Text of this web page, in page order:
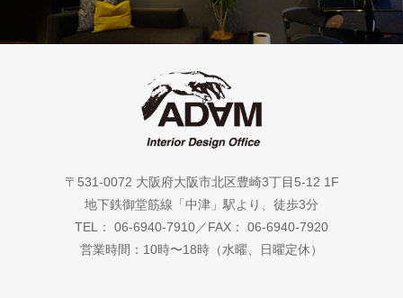
〒531-0072 大阪府大阪市北区豊崎3丁目5-12 1F
地下鉄御堂筋線「中津」駅より、徒歩3分
TEL： 06-6940-7910／FAX： 06-6940-7920
営業時間：10時〜18時（水曜、日曜定休）